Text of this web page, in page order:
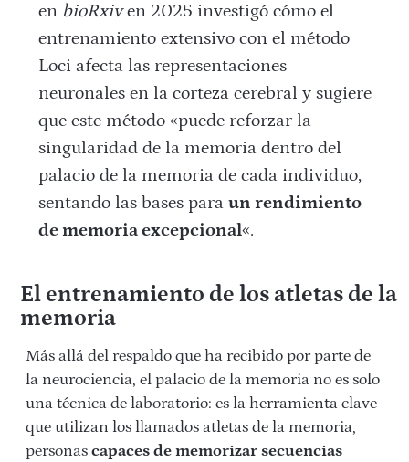
en bioRxiven 2025 investigó cómo el
entrenamiento extensivo con el método
Loci afecta las representaciones
neuronales en la corteza cerebral y sugiere
que este método «puede reforzar la
singularidad de la memoria dentro del
palacio de la memoria de cada individuo,
sentando las bases paraun rendimiento
de memoria excepcional«.
El entrenamiento de los atletas de la
memoria
Más allá del respaldo que ha recibido por parte de
la neurociencia, el palacio de la memoria no es solo
una técnica de laboratorio: es la herramienta clave
que utilizan los llamados atletas de la memoria,
personas capaces de memorizar secuencias